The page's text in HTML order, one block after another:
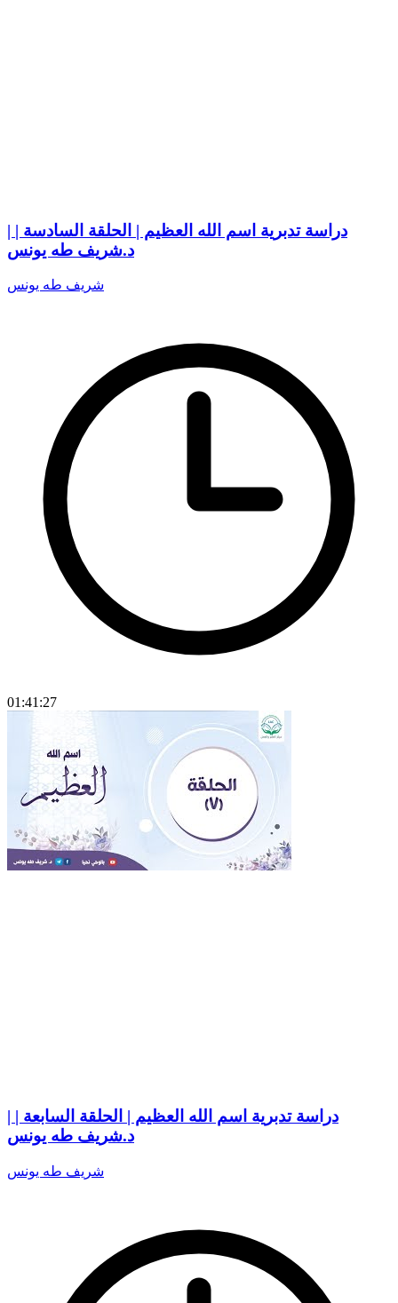
دراسة تدبرية اسم الله العظيم | الحلقة السادسة | |
د.شريف طه يونس
شريف طه يونس
01:41:27
دراسة تدبرية اسم الله العظيم | الحلقة السابعة | |
د.شريف طه يونس
شريف طه يونس